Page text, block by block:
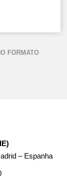
FORMATO
– Espanha